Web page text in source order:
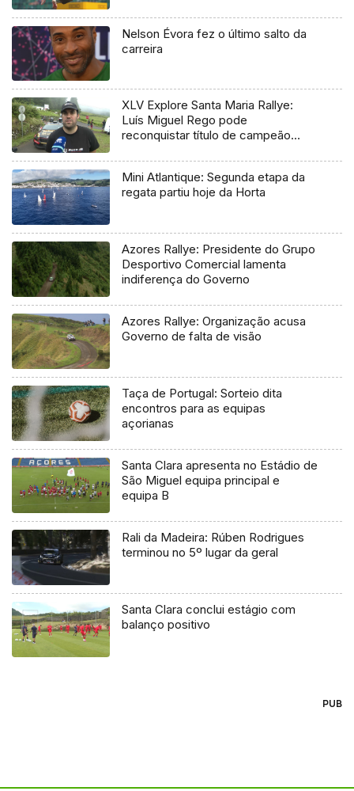
Nelson Évora fez o último salto da
carreira
XLV Explore Santa Maria Rallye:
Luís Miguel Rego pode
reconquistar título de campeão
Mini Atlantique: Segunda etapa da
regata partiu hoje da Horta
Azores Rallye: Presidente do Grupo
Desportivo Comercial lamenta
indiferença do Governo
Azores Rallye: Organização acusa
Governo de falta de visão
Taça de Portugal: Sorteio dita
encontros para as equipas
açorianas
Santa Clara apresenta no Estádio de
São Miguel equipa principal e
equipa B
Rali da Madeira: Rúben Rodrigues
terminou no 5º lugar da geral
Santa Clara conclui estágio com
balanço positivo
PUB